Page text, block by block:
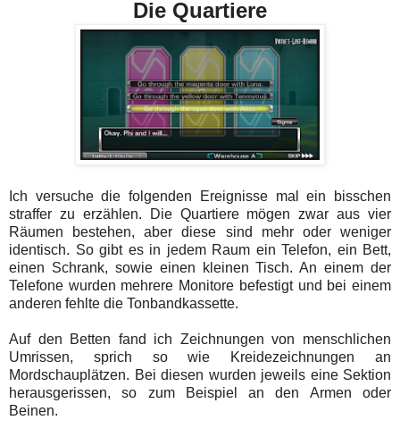
Die Quartiere
Ich versuche die folgenden Ereignisse mal ein bisschen
straffer zu erzählen. Die Quartiere mögen zwar aus vier
Räumen bestehen, aber diese sind mehr oder weniger
identisch. So gibt es in jedem Raum ein Telefon, ein Bett,
einen Schrank, sowie einen kleinen Tisch. An einem der
Telefone wurden mehrere Monitore befestigt und bei einem
anderen fehlte die Tonbandkassette.
Auf den Betten fand ich Zeichnungen von menschlichen
Umrissen, sprich so wie Kreidezeichnungen an
Mordschauplätzen. Bei diesen wurden jeweils eine Sektion
herausgerissen, so zum Beispiel an den Armen oder
Beinen.